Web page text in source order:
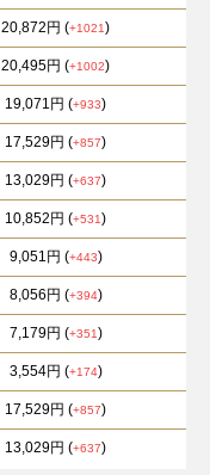
20,872円 (+1021)
20,495円 (+1002)
19,071円 (+933)
17,529円 (+857)
13,029円 (+637)
10,852円 (+531)
9,051円 (+443)
8,056円 (+394)
7,179円 (+351)
3,554円 (+174)
17,529円 (+857)
13,029円 (+637)